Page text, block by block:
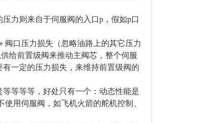
力则来自于伺服阀的入口p，假如p口
口压力损失（忽略油路上的其它压力
给前置级阀来推动主阀芯，整个伺服
一定的压力损失，来维持前置级阀的
等等等，好处只有一个：动态性能是
使用伺服阀，如飞机火箭的舵机控制、